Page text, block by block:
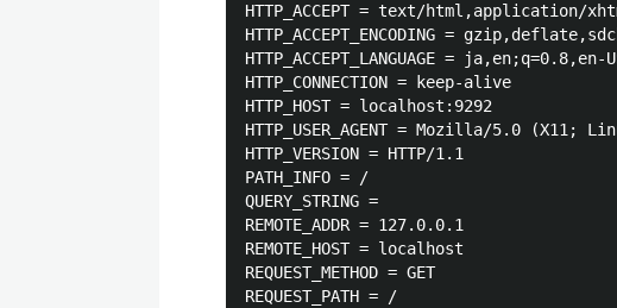
HTTP_ACCEPT = text/html,application/
HTTP_ACCEPT_ENCODING =
HTTP_ACCEPT_LANGUAGE = ja,en;q=0.8,en-
HTTP_CONNECTION = keep-alive
HTTP_HOST = localhost:9292
HTTP_USER_AGENT = Mozilla/5.0 (X11;
HTTP_VERSION = HTTP/1.1
PATH_INFO = /
QUERY_STRING =
REMOTE_ADDR = 127.0.0.1
REMOTE_HOST = localhost
REQUEST_METHOD = GET
REQUEST_PATH = /